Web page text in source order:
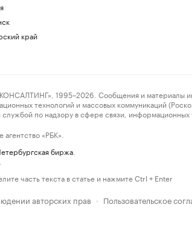
край
1995–2026. Сообщения и материалы
технологий и массовых коммуникаций
по надзору в сфере связи,
«РБК».
биржа
часть текста в статье и нажмите Ctrl + Enter
авторских прав · Пользовательское